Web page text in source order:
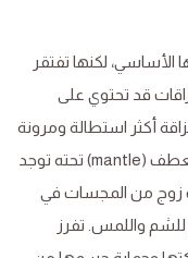
الأساسي، لكنها تفتقر
قد تحتوي على
أكثر استطالة ومرونة
من الحلزون، ويغطيه غشاء رقيق يسمى المعطف (mantle) تحته توجد
زوج من المجسات في
واللمس. تفرز